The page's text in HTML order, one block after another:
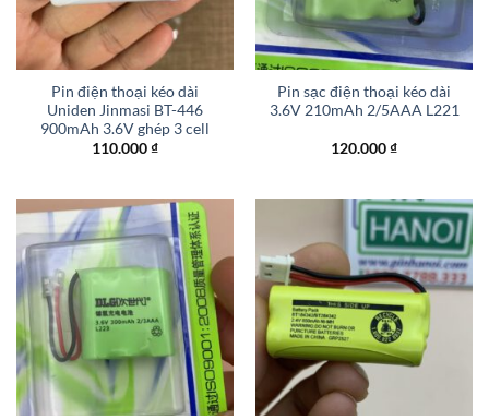
Pin điện thoại kéo dài
Uniden Jinmasi BT-446
900mAh 3.6V ghép 3 cell
110.000₫
Pin sạc điện thoại kéo dài
3.6V 210mAh 2/5AAA L221
120.000₫